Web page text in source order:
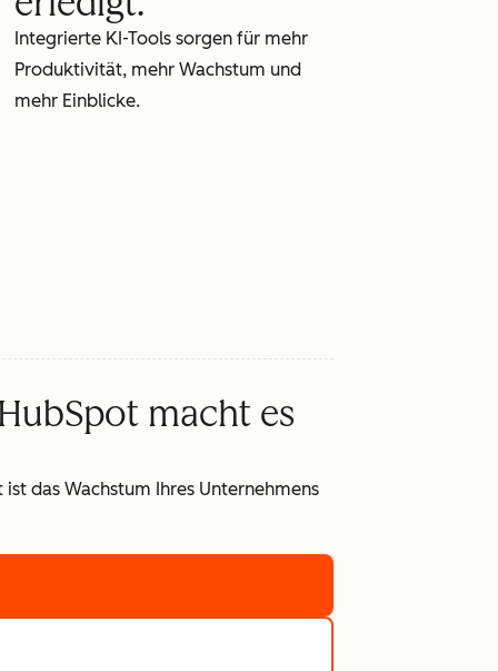
Integrierte KI-Tools sorgen für mehr
Produktivität, mehr Wachstum und
mehr Einblicke.
macht es
das Wachstum Ihres Unternehmens